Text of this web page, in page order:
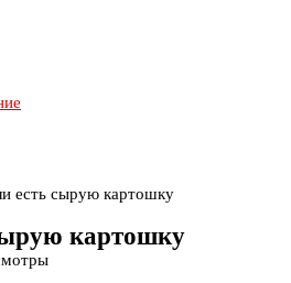
есть сырую картошку
картошку